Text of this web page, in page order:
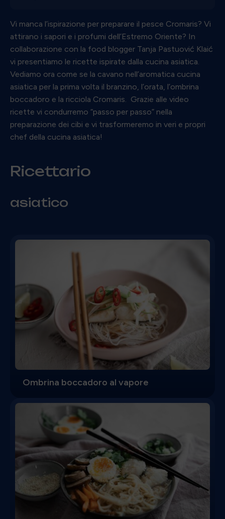
Vi manca l’ispirazione per preparare il pesce Cromaris? Vi
attirano i sapori e i profumi dell’Estremo Oriente? In
collaborazione con la food blogger Tanja Pastuović Klaić
vi presentiamo le ricette ispirate dalla cucina asiatica.
Vediamo ora come se la cavano nell’aromatica cucina
asiatica per la prima volta il branzino, l’orata, l’ombrina
boccadoro e la ricciola Cromaris. Grazie alle video
ricette vi condurremo “passo per passo” nella
preparazione dei cibi e vi trasformeremo in veri e propri
chef della cucina asiatica!
Ricettario
asiatico
Ombrina boccadoro al vapore